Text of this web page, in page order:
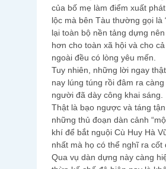
của bố mẹ làm điểm xuất
lộc mà bên Tàu thường gọi là
lại toàn bộ nền tảng dựng
hơn cho toàn xã hội và cho
ngoài đều có lòng yêu mến.
Tuy nhiên, những lời ngay
nay lúng túng rồi đâm ra
người đã dày công khai sáng.
Thật là bạo ngược và táng
những thủ đoạn dàn cảnh
khí để bắt nguội Cù Huy Hà
nhất mà họ có thể nghĩ ra
Qua vụ dàn dựng này càng